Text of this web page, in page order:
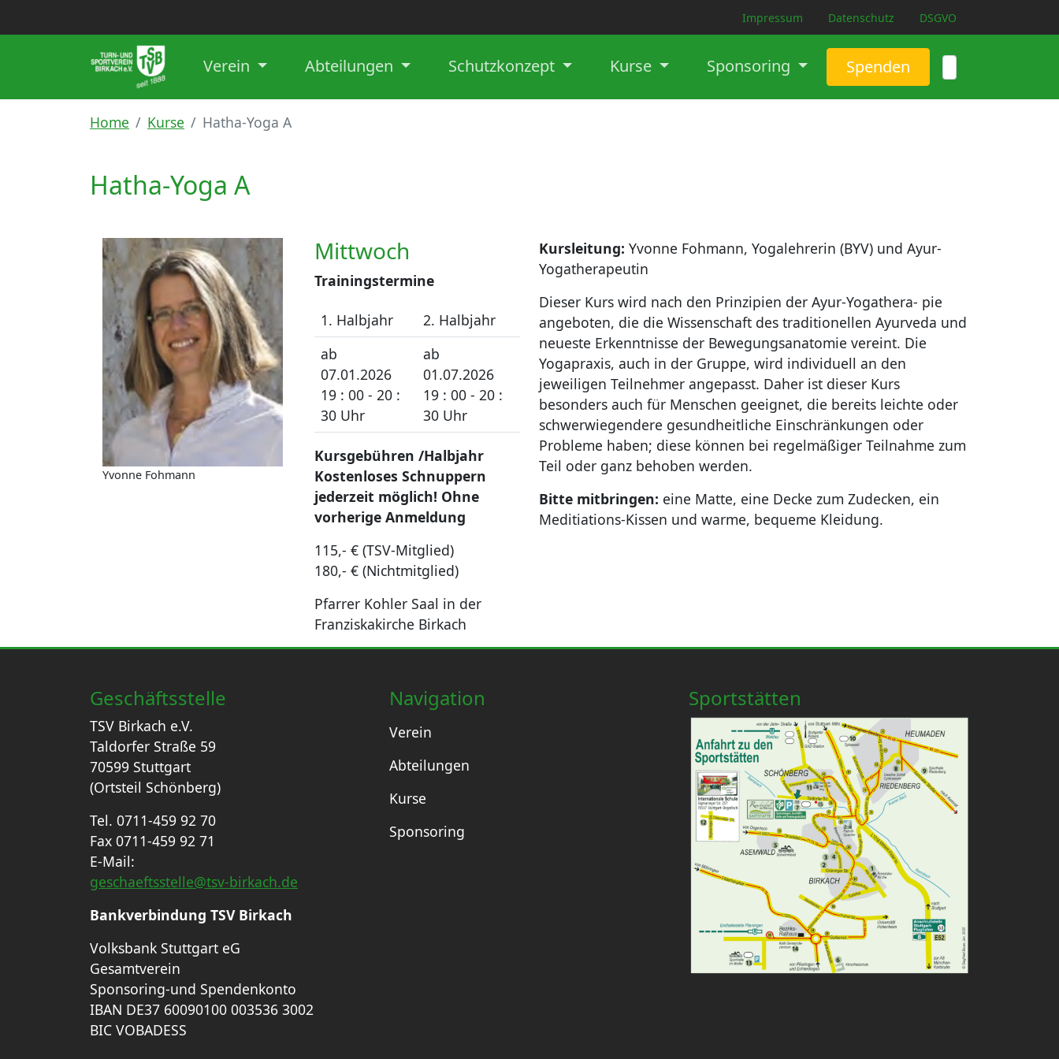
Impressum Datenschutz DSGVO
Verein Abteilungen Schutzkonzept Kurse Sponsoring Spenden
Home Kurse Hatha-Yoga A
Hatha-Yoga A
Yvonne Fohmann
Mittwoch
Trainingstermine
1. Halbjahr
2. Halbjahr
ab
07.01.2026
19 : 00 - 20 :
30 Uhr
ab
01.07.2026
19 : 00 - 20 :
30 Uhr
Kursgebühren /Halbjahr
Kostenloses Schnuppern
jederzeit möglich! Ohne
vorherige Anmeldung
115,- € (TSV-Mitglied)
180,- € (Nichtmitglied)
Pfarrer Kohler Saal in der
Franziskakirche Birkach
Kursleitung: Yvonne Fohmann, Yogalehrerin (BYV) und Ayur-
Yogatherapeutin
Dieser Kurs wird nach den Prinzipien der Ayur-Yogathera- pie
angeboten, die die Wissenschaft des traditionellen Ayurveda und
neueste Erkenntnisse der Bewegungsanatomie vereint. Die
Yogapraxis, auch in der Gruppe, wird individuell an den
jeweiligen Teilnehmer angepasst. Daher ist dieser Kurs
besonders auch für Menschen geeignet, die bereits leichte oder
schwerwiegendere gesundheitliche Einschränkungen oder
Probleme haben; diese können bei regelmäßiger Teilnahme zum
Teil oder ganz behoben werden.
Bitte mitbringen: eine Matte, eine Decke zum Zudecken, ein
Meditiations-Kissen und warme, bequeme Kleidung.
Geschäftsstelle
TSV Birkach e.V.
Taldorfer Straße 59
70599 Stuttgart
(Ortsteil Schönberg)
Tel. 0711-459 92 70
Fax 0711-459 92 71
E-Mail:
geschaeftsstelle@tsv-birkach.de
Bankverbindung TSV Birkach
Volksbank Stuttgart eG
Gesamtverein
Sponsoring-und Spendenkonto
IBAN DE37 60090100 003536 3002
BIC VOBADESS
Navigation
Verein
Abteilungen
Kurse
Sponsoring
Sportstätten